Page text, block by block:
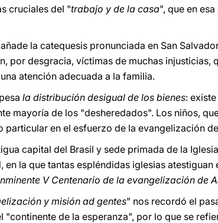
cruciales del "trabajo y de la casa", que en
la catequesis pronunciada en San
por desgracia, víctimas de muchas injusticias,
atención adecuada a la familia.
la distribución desigual de los bienes:
mayoría de los "desheredados". Los niños,
particular en el esfuerzo de la evangelización
capital del Brasil y sede primada de la
en la que tantas espléndidas iglesias
V Centenario de la evangelización de
y misión ad gentes" nos recordó el
"continente de la esperanza", por lo que se